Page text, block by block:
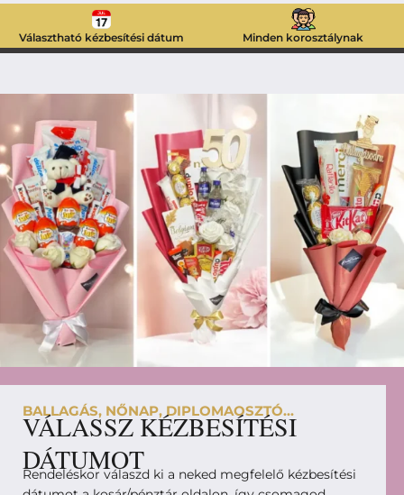
Választható kézbesítési dátum Minden korosztálynak
BALLAGÁS, NŐNAP, DIPLOMAOSZTÓ...
VÁLASSZ KÉZBESÍTÉSI
DÁTUMOT
Rendeléskor válaszd ki a neked megfelelő kézbesítési